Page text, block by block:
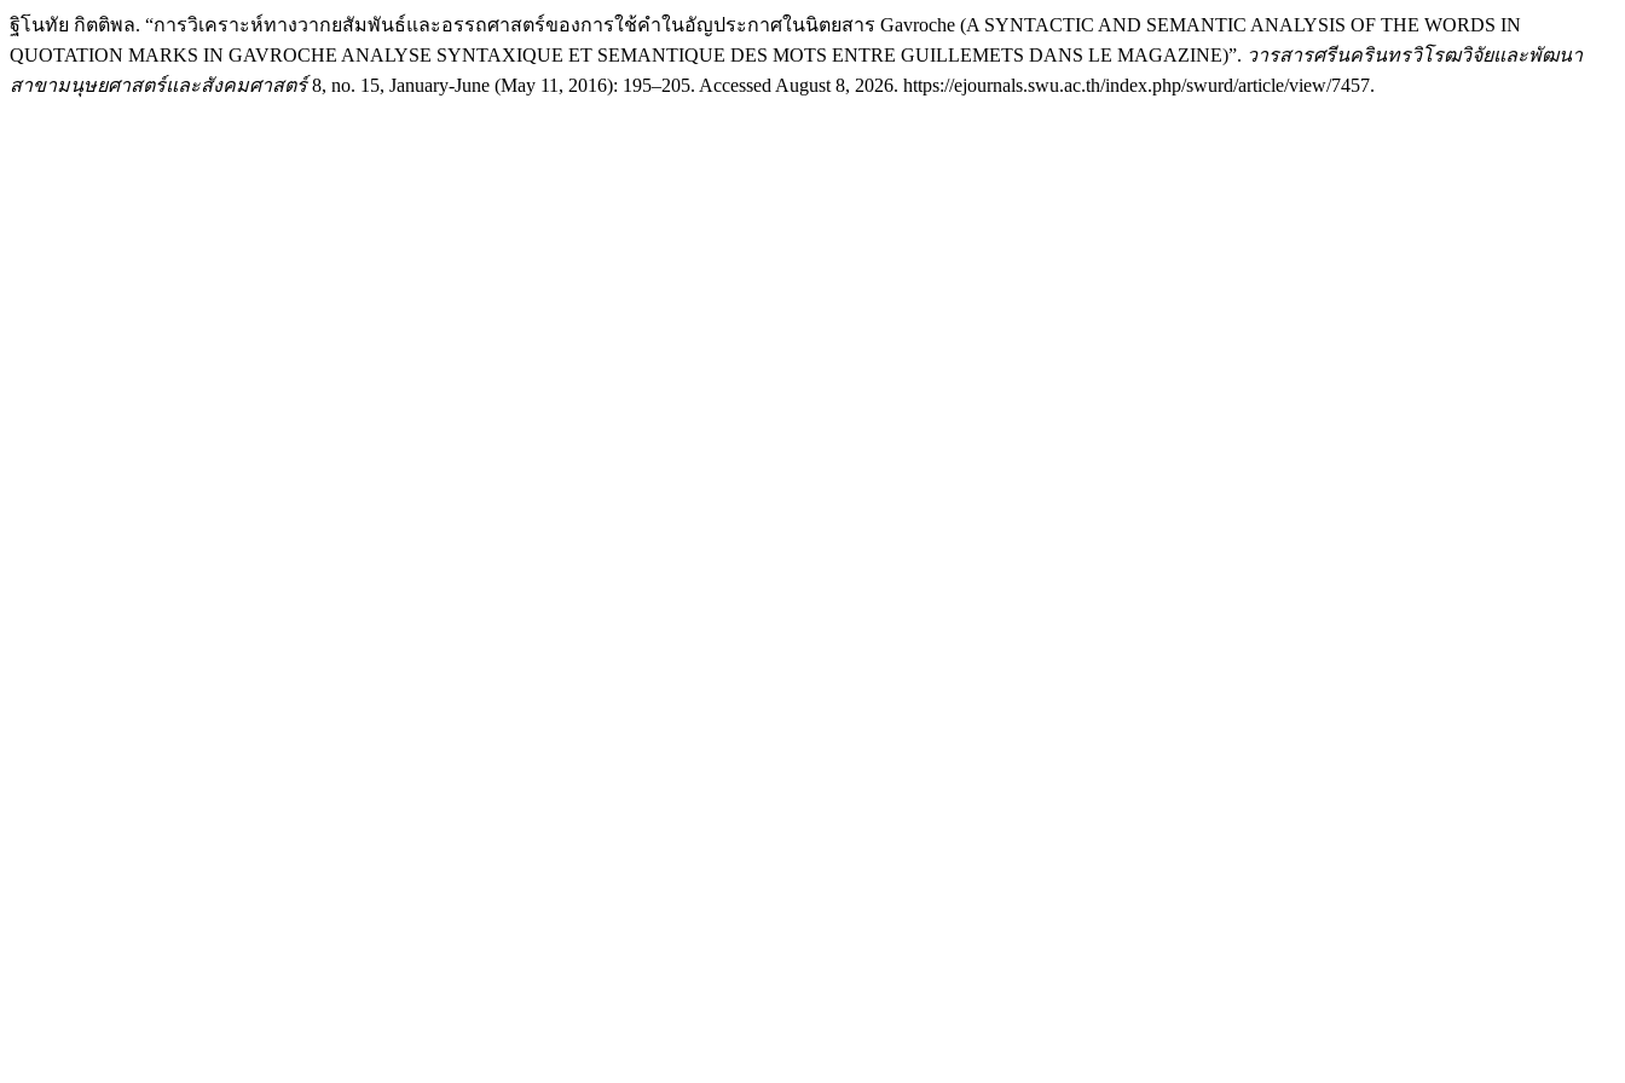
ฐิโนทัย กิตติพล. “การวิเคราะห์ทางวากยสัมพันธ์และอรรถศาสตร์ของการใช้คําในอัญประกาศในนิตยสาร Gavroche (A SYNTACTIC AND SEMANTIC ANALYSIS OF THE WORDS IN
QUOTATION MARKS IN GAVROCHE ANALYSE SYNTAXIQUE ET SEMANTIQUE DES MOTS ENTRE GUILLEMETS DANS LE MAGAZINE)”. วารสารศรีนครินทรวิโรฒวิจัยและพัฒนา
สาขามนุษยศาสตร์และสังคมศาสตร์8, no. 15, January-June (May 11, 2016): 195–205. Accessed August 8, 2026. https://ejournals.swu.ac.th/index.php/swurd/article/view/7457.